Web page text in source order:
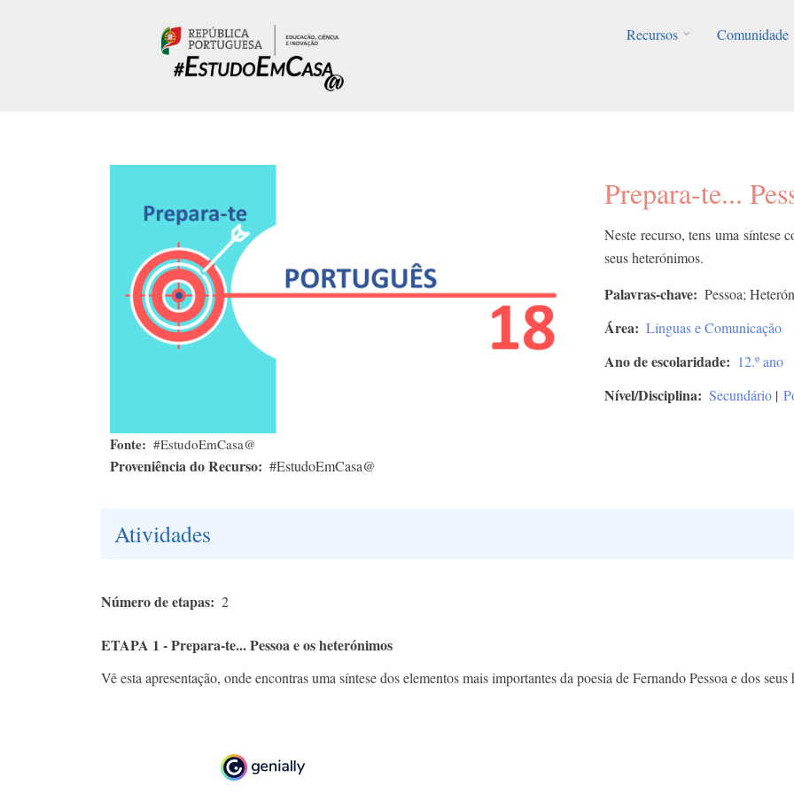
Recursos
Comunidade
Fonte #EstudoEmCasa@
Proveniência do Recurso #EstudoEmCasa@
Prepara-te...
Neste recurso, tens uma síntese
seus heterónimos.
Palavras-chave Pessoa;
Área Línguas e Comunicação
Ano de escolaridade 12.º ano
Nível/Disciplina Secundário |
Atividades
Número de etapas 2
ETAPA 1 - Prepara-te... Pessoa e os heterónimos
Vê esta apresentação, onde encontras uma síntese dos elementos mais importantes da poesia de Fernando Pessoa e dos seus